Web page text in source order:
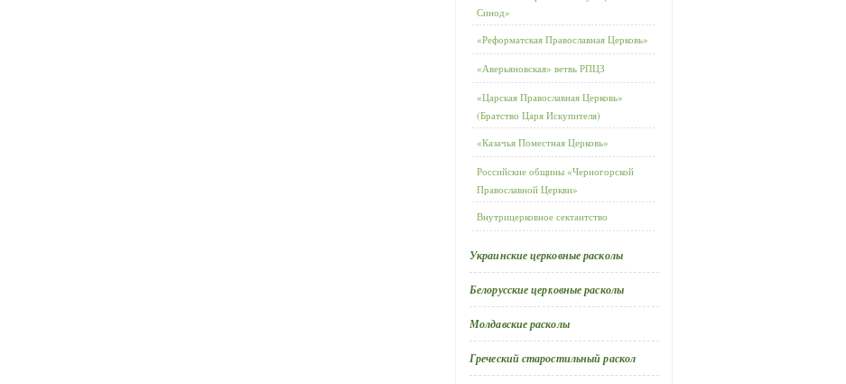
Синод»
«Реформатская Православная Церковь»
«Аверьяновская» ветвь РПЦЗ
«Царская Православная Церковь»
(Братство Царя Искупителя)
«Казачья Поместная Церковь»
Российские общины «Черногорской
Православной Церкви»
Внутрицерковное сектантство
Украинские церковные расколы
Белорусские церковные расколы
Молдавские расколы
Греческий старостильный раскол